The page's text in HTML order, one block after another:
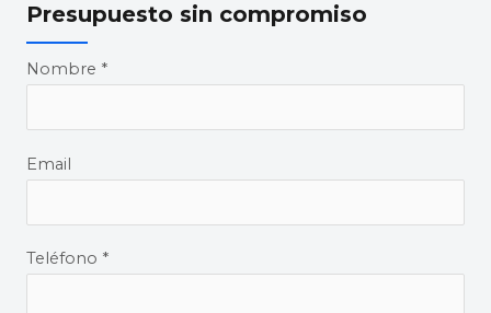
Presupuesto sin compromiso
Nombre *
Email
Teléfono *